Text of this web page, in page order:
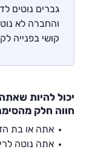
גברים נוטים
והחברה לא
קושי בפנייה
יכול להיות
חווה חלק
אתה או בת
אתה נוטה